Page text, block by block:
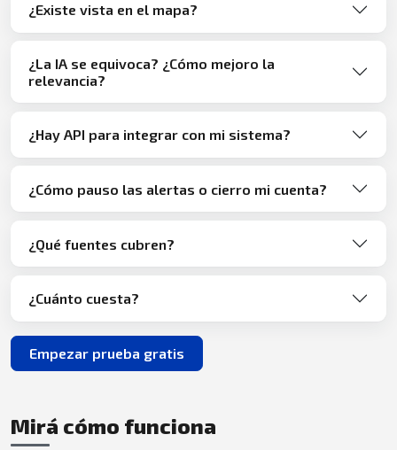
¿Existe vista en el mapa?
¿La IA se equivoca? ¿Cómo mejoro la
relevancia?
¿Hay API para integrar con mi sistema?
¿Cómo pauso las alertas o cierro mi cuenta?
¿Qué fuentes cubren?
¿Cuánto cuesta?
Empezar prueba gratis
Mirá cómo funciona